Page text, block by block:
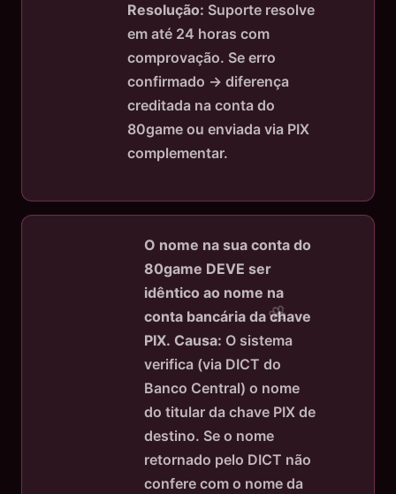
Resolução: Suporte resolve
em até 24 horas com
comprovação. Se erro
confirmado → diferença
creditada na conta do
80game ou enviada via PIX
complementar.
O nome na sua conta do
80game DEVE ser
idêntico ao nome na
conta bancária da chave
PIX. Causa: O sistema
verifica (via DICT do
Banco Central) o nome
do titular da chave PIX de
destino. Se o nome
retornado pelo DICT não
confere com o nome da